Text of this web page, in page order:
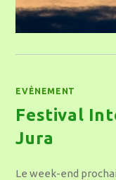
EVÈNEMENT
Festival
Jura
Le week-end